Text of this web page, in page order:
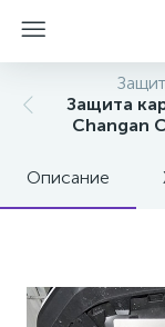
Защита
Changan
Описание